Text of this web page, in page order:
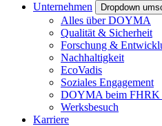
Unternehmen
Dropdown
Alles über DOYMA
Qualität & Sicherheit
Forschung &
Nachhaltigkeit
EcoVadis
Soziales Engagement
DOYMA beim FHRK
Werksbesuch
Karriere